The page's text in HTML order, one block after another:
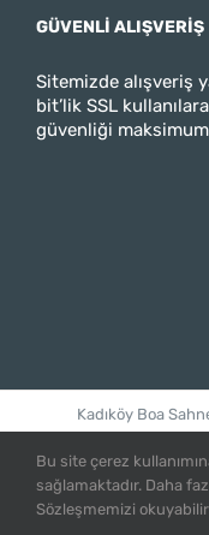
GÜVENLI ALIŞVERIŞ
Sitemizde alışveriş
bit’lik SSL
güvenliği
Kadıköy Boa
Bu site çerez
sağlamaktadır. Daha
Sözleşmemizi